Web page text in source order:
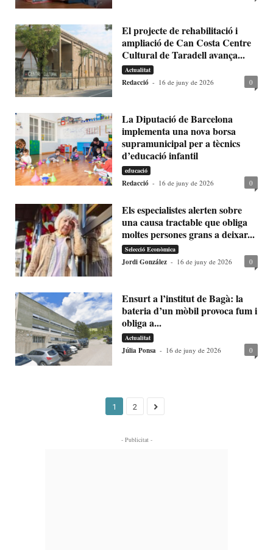
El projecte de rehabilitació i
ampliació de Can Costa Centre
Cultural de Taradell avança...
Actualitat
Redacció - 16 de juny de 2026 0
La Diputació de Barcelona
implementa una nova borsa
supramunicipal per a tècnics
d’educació infantil
educació
Redacció - 16 de juny de 2026 0
Els especialistes alerten sobre
una causa tractable que obliga
moltes persones grans a deixar...
Selecció Econòmica
Jordi González - 16 de juny de 2026 0
Ensurt a l’institut de Bagà: la
bateria d’un mòbil provoca fum i
obliga a...
Actualitat
Júlia Ponsa - 16 de juny de 2026 0
1 2
- Publicitat -